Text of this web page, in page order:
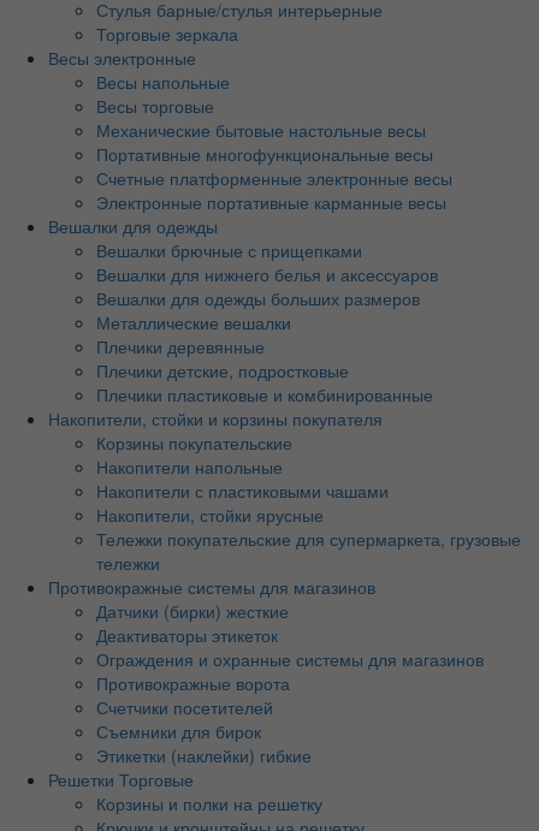
Стулья барные/стулья интерьерные
Торговые зеркала
Весы электронные
Весы напольные
Весы торговые
Механические бытовые настольные весы
Портативные многофункциональные весы
Счетные платформенные электронные весы
Электронные портативные карманные весы
Вешалки для одежды
Вешалки брючные с прищепками
Вешалки для нижнего белья и аксессуаров
Вешалки для одежды больших размеров
Металлические вешалки
Плечики деревянные
Плечики детские, подростковые
Плечики пластиковые и комбинированные
Накопители, стойки и корзины покупателя
Корзины покупательские
Накопители напольные
Накопители с пластиковыми чашами
Накопители, стойки ярусные
Тележки покупательские для супермаркета, грузовые
тележки
Противокражные системы для магазинов
Датчики (бирки) жесткие
Деактиваторы этикеток
Ограждения и охранные системы для магазинов
Противокражные ворота
Счетчики посетителей
Съемники для бирок
Этикетки (наклейки) гибкие
Решетки Торговые
Корзины и полки на решетку